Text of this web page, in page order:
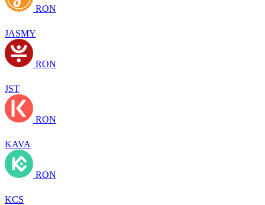
RON
JASMY
RON
JST
RON
KAVA
RON
KCS